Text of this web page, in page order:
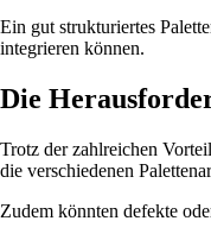
Ein gut strukturiertes
integrieren können.
Die
Trotz der zahlreichen
die verschiedenen
Zudem könnten defekte